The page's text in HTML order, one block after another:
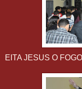
EITA JESUS O